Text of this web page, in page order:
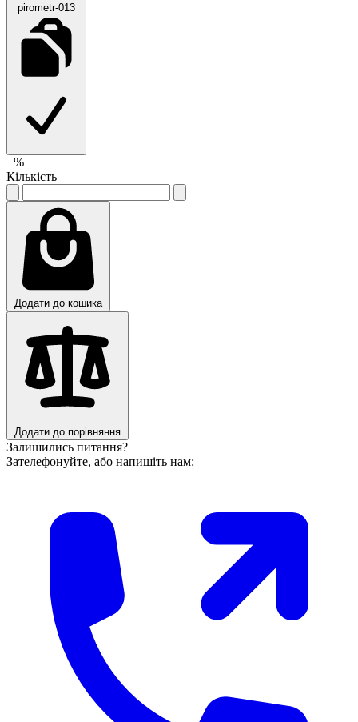
pirometr-013
−%
Кількість
Додати до кошика
Додати до порівняння
Залишились питання?
Зателефонуйте, або напишіть нам: